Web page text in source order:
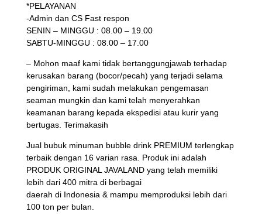
*PELAYANAN
-Admin dan CS Fast respon
SENIN – MINGGU : 08.00 – 19.00
SABTU-MINGGU : 08.00 – 17.00
– Mohon maaf kami tidak bertanggungjawab terhadap
kerusakan barang (bocor/pecah) yang terjadi selama
pengiriman, kami sudah melakukan pengemasan
seaman mungkin dan kami telah menyerahkan
keamanan barang kepada ekspedisi atau kurir yang
bertugas. Terimakasih
Jual bubuk minuman bubble drink PREMIUM terlengkap
terbaik dengan 16 varian rasa. Produk ini adalah
PRODUK ORIGINAL JAVALAND yang telah memiliki
lebih dari 400 mitra di berbagai
daerah di Indonesia & mampu memproduksi lebih dari
100 ton per bulan.